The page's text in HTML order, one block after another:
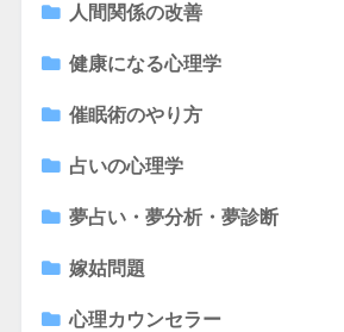
人間関係の改善
健康になる心理学
催眠術のやり方
占いの心理学
夢占い・夢分析・夢診断
嫁姑問題
心理カウンセラー